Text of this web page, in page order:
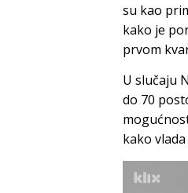
su kao
kako je
prvom
U slučaju
do 70
kako